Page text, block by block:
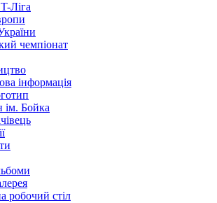
Ліга
чемпіонат
інформація
ім. Бойка
робочий стіл